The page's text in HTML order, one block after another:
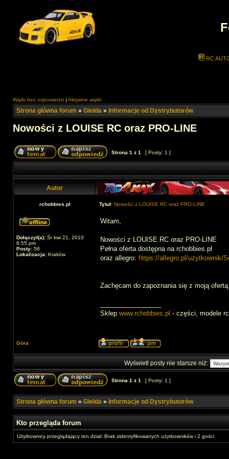
RC
Wątki bez odpowiedzi | Aktywne wątki
Strona główna forum » Giełda » Informacje od Dystrybutorów
Nowości z LOUISE RC oraz PRO-LINE
Strona 1 z 1 [ Posty: 1 ]
Autor
rchobbies.pl Tytuł: Nowości z LOUISE RC oraz PRO-LINE
Dołączył(a): Śr kwi 21, 2010
6:55 pm
Posty: 58
Lokalizacja: Kraków
Witam,
Nowości z LOUISE RC oraz PRO-LINE
Pełna oferta dostępna na rchobbies.pl
oraz allegro: https://allegro.pl/uzytkownik/
Zachęcam do zapoznania się z moją
Sklep www.rchobbies.pl - części, modele
Góra
Wyświetl posty nie starsze niż:
Strona 1 z 1 [ Posty: 1 ]
Strona główna forum » Giełda » Informacje od Dystrybutorów
Kto przegląda forum
Użytkownicy przeglądający ten dział: Brak zidentyfikowanych użytkowników i 2 gości